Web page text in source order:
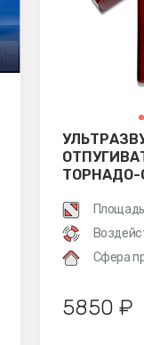
ТОРНАДО-
Сфера
5850 ₽